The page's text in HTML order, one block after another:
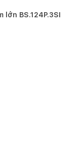
lớn BS.124P.3SI